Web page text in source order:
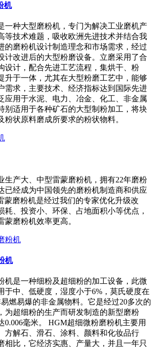
机
一种大型磨粉机，专门为解决工业磨机产
等技术难题，吸收欧洲先进技术并结合我
的磨粉机设计制造理念和市场需求，经过
计改进后的大型粉磨设备。立磨采用了合
设计，配合先进工艺流程，集烘干、粉
升于一体，尤其在大型粉磨工艺中，能够
需求，主要技术、经济指标达到国际先进
应用于水泥、电力、冶金、化工、非金属
别适用于各种矿石的大型制粉加工，将块
粉状原料磨成所要求的粉状物料。
生产大、中型雷蒙磨粉机，拥有22年磨粉
已经成为中国领先的磨粉机制造商和供应
蒙磨粉机是经过我们的专家优化升级改
耗、投资小、环保、占地面积小等优点，
蒙磨粉机效率更高。
机
机是一种细粉及超细粉的加工设备，此微
于中、低硬度，湿度小于6%，莫氏硬度在
燃易爆的非金属物料。它是经过20多次的
为超细粉的生产而研发制造的新型磨粉
0.006毫米。 HGM超细微粉磨粉机主要用
方解石、滑石、涂料、颜料和化妆品行
相比，它经济实惠、产量大，并且一年只